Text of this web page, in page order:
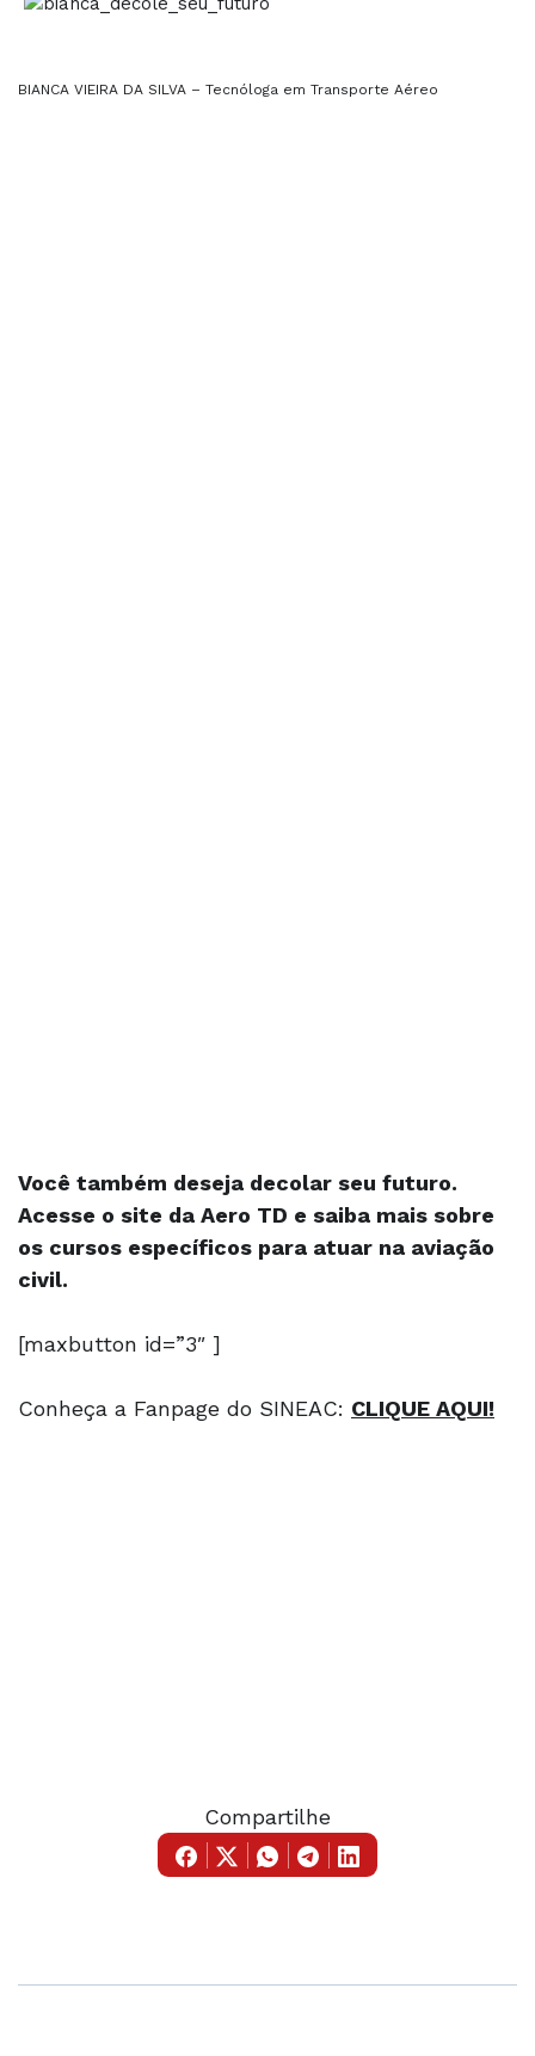
BIANCA VIEIRA DA SILVA – Tecnóloga em Transporte Aéreo
Você também deseja decolar seu futuro.
Acesse o site da Aero TD e saiba mais sobre
os cursos específicos para atuar na aviação
civil.
[maxbutton id=”3″ ]
Conheça a Fanpage do SINEAC: CLIQUE AQUI!
Compartilhe